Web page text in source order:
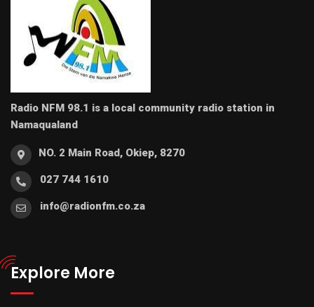
Radio NFM 98.1 is a local community radio station in
Namaqualand
NO. 2 Main Road, Okiep, 8270
027 744 1610
info@radionfm.co.za
Explore More